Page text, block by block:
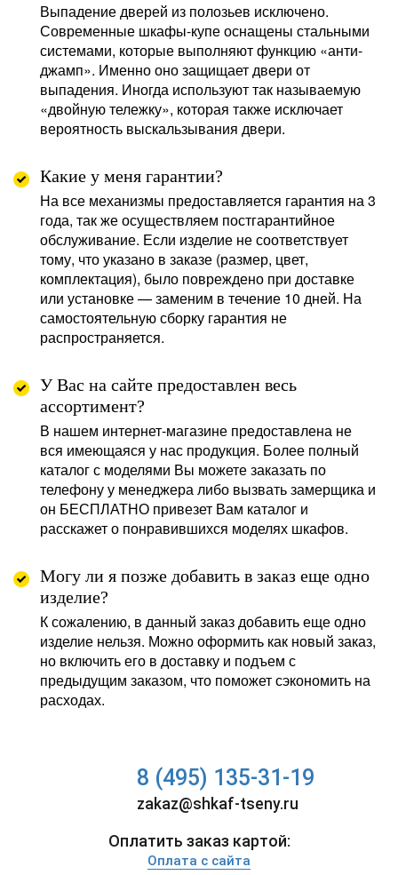
Выпадение дверей из полозьев исключено.
Современные шкафы-купе оснащены стальными
системами, которые выполняют функцию «анти-
джамп». Именно оно защищает двери от
выпадения. Иногда используют так называемую
«двойную тележку», которая также исключает
вероятность выскальзывания двери.
Какие у меня гарантии?
На все механизмы предоставляется гарантия на 3
года, так же осуществляем постгарантийное
обслуживание. Если изделие не соответствует
тому, что указано в заказе (размер, цвет,
комплектация), было повреждено при доставке
или установке — заменим в течение 10 дней. На
самостоятельную сборку гарантия не
распространяется.
У Вас на сайте предоставлен весь
ассортимент?
В нашем интернет-магазине предоставлена не
вся имеющаяся у нас продукция. Более полный
каталог с моделями Вы можете заказать по
телефону у менеджера либо вызвать замерщика и
он БЕСПЛАТНО привезет Вам каталог и
расскажет о понравившихся моделях шкафов.
Могу ли я позже добавить в заказ еще одно
изделие?
К сожалению, в данный заказ добавить еще одно
изделие нельзя. Можно оформить как новый заказ,
но включить его в доставку и подъем с
предыдущим заказом, что поможет сэкономить на
расходах.
8 (495) 135-31-19
zakaz@shkaf-tseny.ru
Оплатить заказ картой:
Оплата с сайта